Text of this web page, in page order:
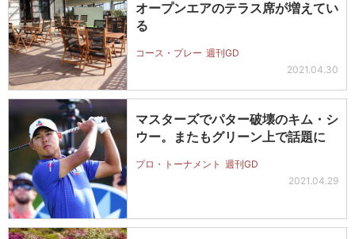
オープンエアのテラス席が増えてい
る
コース・プレー 週刊GD
2021.04.30
マスターズでパター破壊のキム・シ
ウー。またもグリーン上で話題に
プロ・トーナメント 週刊GD
2021.04.29